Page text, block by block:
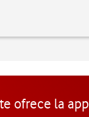
ofrece la app